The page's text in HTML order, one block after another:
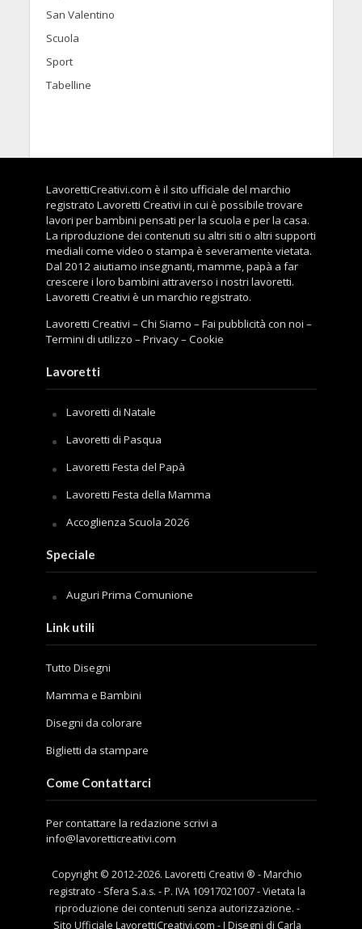
San Valentino
Scuola
Sport
Tabelline
LavorettiCreativi.com è il sito ufficiale del marchio
registrato Lavoretti Creativi in cui è possibile trovare
lavori per bambini pensati per la scuola e per la casa.
La riproduzione dei contenuti su altri siti o altri supporti
mediali come video o stampa è severamente vietata.
Dal 2012 aiutiamo insegnanti, mamme, papà a far
crescere i loro bambini attraverso i nostri lavoretti.
Lavoretti Creativi è un marchio registrato.
Lavoretti Creativi –Chi Siamo –Fai pubblicità con noi –
Termini di utilizzo –Privacy–Cookie
Lavoretti
Lavoretti di Natale
Lavoretti di Pasqua
Lavoretti Festa del Papà
Lavoretti Festa della Mamma
Accoglienza Scuola 2026
Speciale
Auguri Prima Comunione
Link utili
Tutto Disegni
Mamma e Bambini
Disegni da colorare
Biglietti da stampare
Come Contattarci
Per contattare la redazione scrivi a
info@lavoretticreativi.com
Copyright © 2012-2026. Lavoretti Creativi ® - Marchio
registrato - Sfera S.a.s. - P. IVA 10917021007 - Vietata la
riproduzione dei contenuti senza autorizzazione. -
Sito Ufficiale LavorettiCreativi.com - I Disegni di Carla